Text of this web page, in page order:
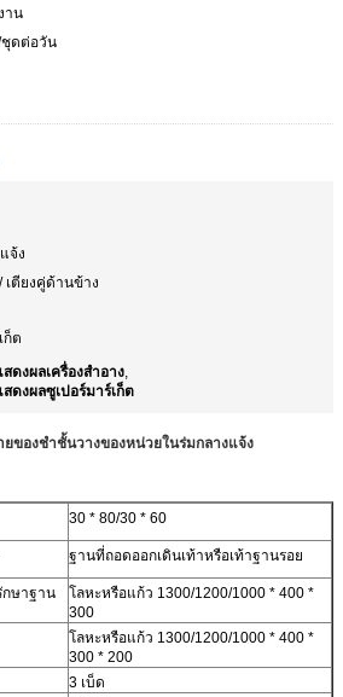
าน
ชุดต่อวัน
จ้ง
เตียงคู่ด้านข้าง
ก็ต
ดงผลเครื่องสำอาง,
ดงผลซูเปอร์มาร์เก็ต
ของชำชั้นวางของหน่วยในร่มกลางแจ้ง
30 * 80/30 * 60
ฐานที่ถอดออกเดินเท้าหรือเท้าฐานรอย
กษาฐาน
โลหะหรือแก้ว 1300/1200/1000 * 400 *
300
โลหะหรือแก้ว 1300/1200/1000 * 400 *
300 * 200
3 เบ็ด